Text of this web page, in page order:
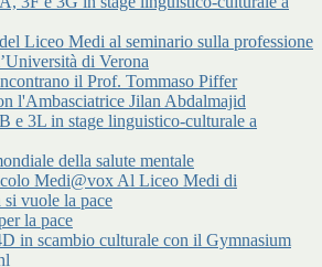
Liceo Medi al seminario sulla professione
di Verona
il Prof. Tommaso Piffer
l'Ambasciatrice Jilan Abdalmajid
e 3L in stage linguistico-culturale a
della salute mentale
Medi@vox Al Liceo Medi di
vuole la pace
la pace
in scambio culturale con il Gymnasium